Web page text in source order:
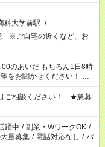
科大学前駅 / …
※ご自宅の近くなど、お
のあいだ もちろん1日8時
をお聞かせください！ ★
慮なくご相談ください。
すご相談ください！ ★急募
躍中 / 副業・WワークOK /
量募集 / 電話対応なし / パ